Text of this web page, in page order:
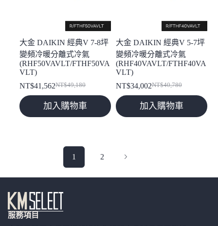
大金 DAIKIN 經典V 7-8坪
變頻冷暖分離式冷氣
(RHF50VAVLT/FTHF50VA
VLT)
NT$49,180
原
始
價
NT$41,562
目
前
價
加入購物車
大金 DAIKIN 經典V 5-7坪
變頻冷暖分離式冷氣
(RHF40VAVLT/FTHF40VA
VLT)
NT$40,780
原
始
價
NT$34,002
目
前
價
加入購物車
1 2
服務項目